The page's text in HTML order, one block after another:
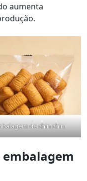
aumenta
de chin chin